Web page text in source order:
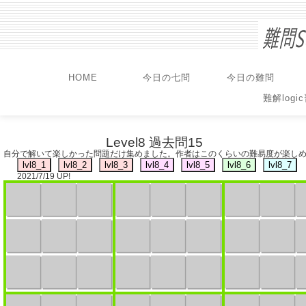
HOME 今日の七問
今日の難問
難解logic
Level8 過去問15
自分で解いて楽しかった問題だけ集めました。作者はこのくらいの難易度が楽し
2021/7/19 UP!